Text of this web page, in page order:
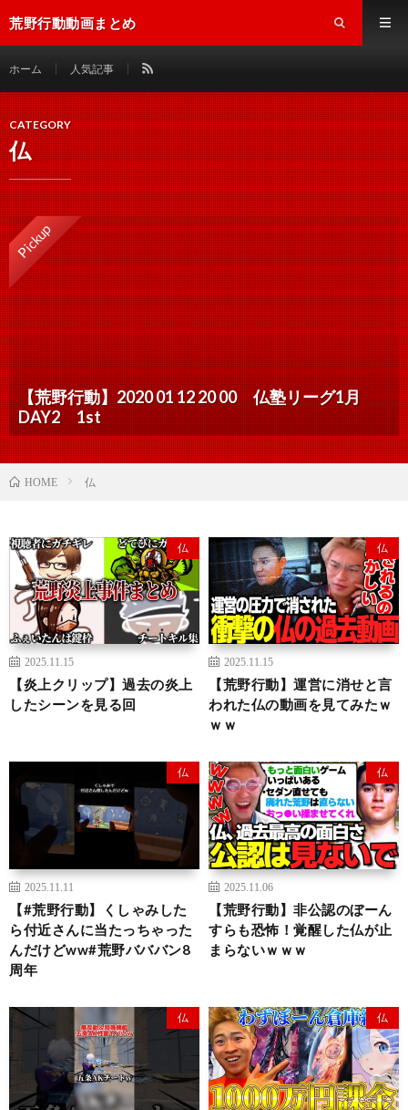
荒野行動動画まとめ
ホーム 人気記事
CATEGORY
仏
Pickup
【荒野行動】2020 01 12 20 00 仏塾リーグ1月
DAY2 1st
HOME 仏
仏
2025.11.15
【炎上クリップ】過去の炎上
したシーンを見る回
仏
2025.11.15
【荒野行動】運営に消せと言
われた仏の動画を見てみたｗ
ｗｗ
仏
2025.11.11
【#荒野行動】くしゃみした
ら付近さんに当たっちゃった
んだけどww#荒野バババン8
周年
仏
2025.11.06
【荒野行動】非公認のぼーん
すらも恐怖！覚醒した仏が止
まらないｗｗｗ
仏 仏